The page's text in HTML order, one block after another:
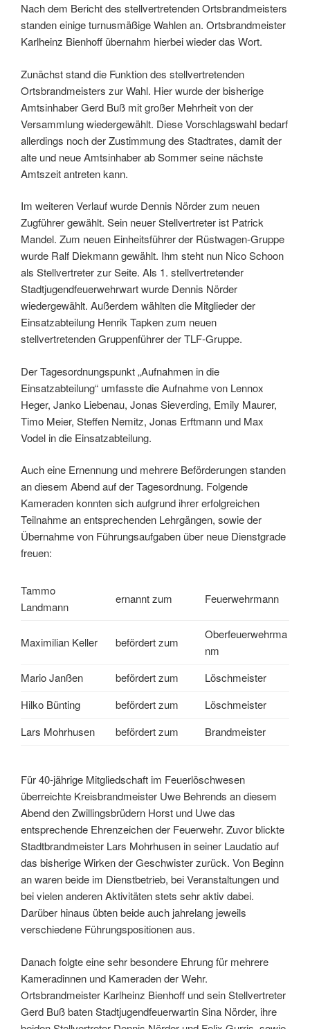
Nach dem Bericht des stellvertretenden Ortsbrandmeisters
standen einige turnusmäßige Wahlen an. Ortsbrandmeister
Karlheinz Bienhoff übernahm hierbei wieder das Wort.
Zunächst stand die Funktion des stellvertretenden
Ortsbrandmeisters zur Wahl. Hier wurde der bisherige
Amtsinhaber Gerd Buß mit großer Mehrheit von der
Versammlung wiedergewählt. Diese Vorschlagswahl bedarf
allerdings noch der Zustimmung des Stadtrates, damit der
alte und neue Amtsinhaber ab Sommer seine nächste
Amtszeit antreten kann.
Im weiteren Verlauf wurde Dennis Nörder zum neuen
Zugführer gewählt. Sein neuer Stellvertreter ist Patrick
Mandel. Zum neuen Einheitsführer der Rüstwagen-Gruppe
wurde Ralf Diekmann gewählt. Ihm steht nun Nico Schoon
als Stellvertreter zur Seite. Als 1. stellvertretender
Stadtjugendfeuerwehrwart wurde Dennis Nörder
wiedergewählt. Außerdem wählten die Mitglieder der
Einsatzabteilung Henrik Tapken zum neuen
stellvertretenden Gruppenführer der TLF-Gruppe.
Der Tagesordnungspunkt „Aufnahmen in die
Einsatzabteilung“ umfasste die Aufnahme von Lennox
Heger, Janko Liebenau, Jonas Sieverding, Emily Maurer,
Timo Meier, Steffen Nemitz, Jonas Erftmann und Max
Vodel in die Einsatzabteilung.
Auch eine Ernennung und mehrere Beförderungen standen
an diesem Abend auf der Tagesordnung. Folgende
Kameraden konnten sich aufgrund ihrer erfolgreichen
Teilnahme an entsprechenden Lehrgängen, sowie der
Übernahme von Führungsaufgaben über neue Dienstgrade
freuen:
Tammo
Landmann
ernannt zum Feuerwehrmann
Maximilian Keller befördert zum
Oberfeuerwehrma
nm
Mario Janßen
befördert zum
Löschmeister
Hilko Bünting
befördert zum
Löschmeister
Lars Mohrhusen
befördert zum Brandmeister
Für 40-jährige Mitgliedschaft im Feuerlöschwesen
überreichte Kreisbrandmeister Uwe Behrends an diesem
Abend den Zwillingsbrüdern Horst und Uwe das
entsprechende Ehrenzeichen der Feuerwehr. Zuvor blickte
Stadtbrandmeister Lars Mohrhusen in seiner Laudatio auf
das bisherige Wirken der Geschwister zurück. Von Beginn
an waren beide im Dienstbetrieb, bei Veranstaltungen und
bei vielen anderen Aktivitäten stets sehr aktiv dabei.
Darüber hinaus übten beide auch jahrelang jeweils
verschiedene Führungspositionen aus.
Danach folgte eine sehr besondere Ehrung für mehrere
Kameradinnen und Kameraden der Wehr.
Ortsbrandmeister Karlheinz Bienhoff und sein Stellvertreter
Gerd Buß baten Stadtjugendfeuerwartin Sina Nörder, ihre